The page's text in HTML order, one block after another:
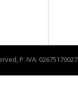
P. IVA: 02675170027